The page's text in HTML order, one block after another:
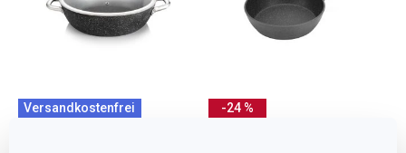
Versandkostenfrei -24 %